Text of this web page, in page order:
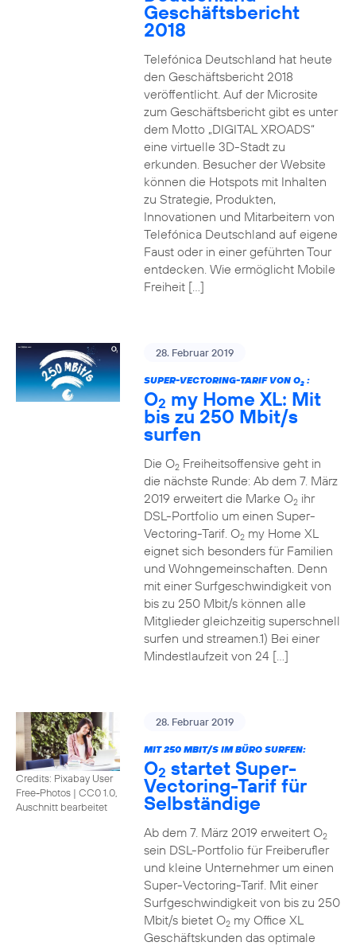
Geschäftsbericht
2018
Telefónica Deutschland hat heute
den Geschäftsbericht 2018
veröffentlicht. Auf der Microsite
zum Geschäftsbericht gibt es unter
dem Motto „DIGITAL XROADS“
eine virtuelle 3D-Stadt zu
erkunden. Besucher der Website
können die Hotspots mit Inhalten
zu Strategie, Produkten,
Innovationen und Mitarbeitern von
Telefónica Deutschland auf eigene
Faust oder in einer geführten Tour
entdecken. Wie ermöglicht Mobile
Freiheit […]
28. Februar 2019
SUPER-VECTORING-TARIF VON O2:
O2 my Home XL: Mit
bis zu 250 Mbit/s
surfen
Die O2Freiheitsoffensive geht in
die nächste Runde: Ab dem 7. März
2019 erweitert die Marke O2ihr
DSL-Portfolio um einen Super-
Vectoring-Tarif. O2my Home XL
eignet sich besonders für Familien
und Wohngemeinschaften. Denn
mit einer Surfgeschwindigkeit von
bis zu 250 Mbit/s können alle
Mitglieder gleichzeitig superschnell
surfen und streamen.1) Bei einer
Mindestlaufzeit von 24 […]
Credits: Pixabay User
Free-Photos | CC0 1.0,
Auschnitt bearbeitet
28. Februar 2019
MIT 250 MBIT/S IM BÜRO SURFEN:
O2 startet Super-
Vectoring-Tarif für
Selbständige
Ab dem 7. März 2019 erweitert O2
sein DSL-Portfolio für Freiberufler
und kleine Unternehmer um einen
Super-Vectoring-Tarif. Mit einer
Surfgeschwindigkeit von bis zu 250
Mbit/s bietet O2my Office XL
Geschäftskunden das optimale